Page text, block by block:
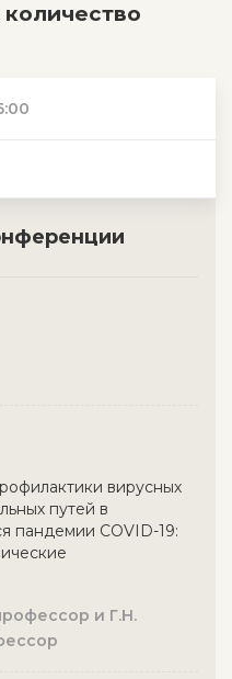
вирусных
путей в
пандемии COVID-19:
и Г.Н.